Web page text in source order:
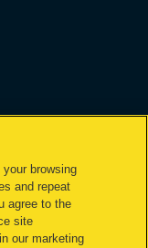
browsing
and repeat
agree to the
site
our marketing